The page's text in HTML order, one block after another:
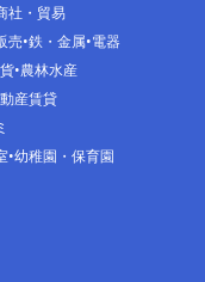
社・貿易
売 鉄・金属 電器
農林水産
産賃貸
幼稚園・保育園